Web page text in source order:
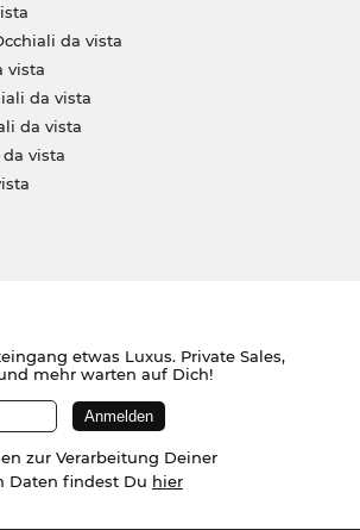
da vista
vista
da vista
da vista
vista
etwas Luxus. Private Sales,
mehr warten auf Dich!
zur Verarbeitung Deiner
Daten findest Du hier